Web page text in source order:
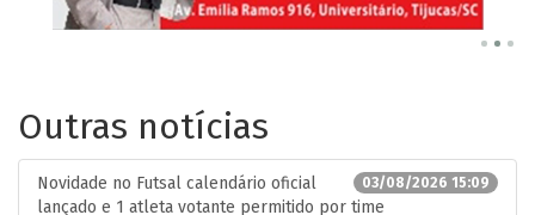
Outras notícias
03/08/2026 15:09
Novidade no Futsal calendário oficial
lançado e 1 atleta votante permitido por time